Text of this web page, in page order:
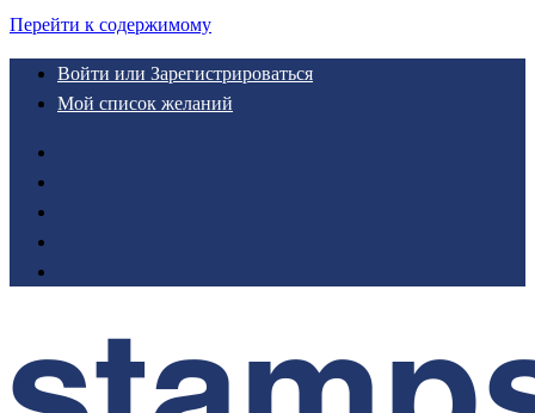
Перейти к содержимому
Войти или Зарегистрироваться
Мой список желаний